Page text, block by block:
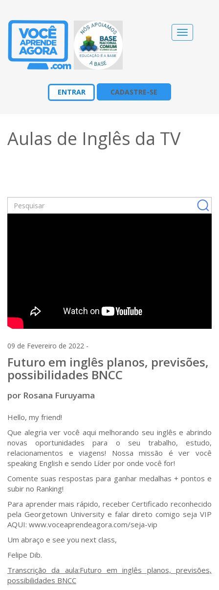
Alternar
navegação
ENTRAR CADASTRE-SE
Aulas de Inglês da TV
09 de Fevereiro de 2022 -
Futuro em inglês planos, previsões,
possibilidades BNCC
por Rosana Furuyama
Hello, my friend!
Que alegria ver você aqui melhorando seu inglês e abrindo
novas oportunidades para o seu trabalho, estudo,
relacionamentos e viagens! Nossa missão é ver você
speaking English e sendo Líder por onde você for!
Comente suas respostas para ganhar medalhas + pontos e
subir no Ranking!
Para aprender mais rápido, receber Certificado reconhecido
pela Georgetown University e falar direto comigo seja VIP
AQUI: www.voceaprendeagora.com/seja-vip
Um abraço e see you next class,
Felipe Dib.
Transcrição da aula:Futuro em inglês planos, previsões,
possibilidades BNCC